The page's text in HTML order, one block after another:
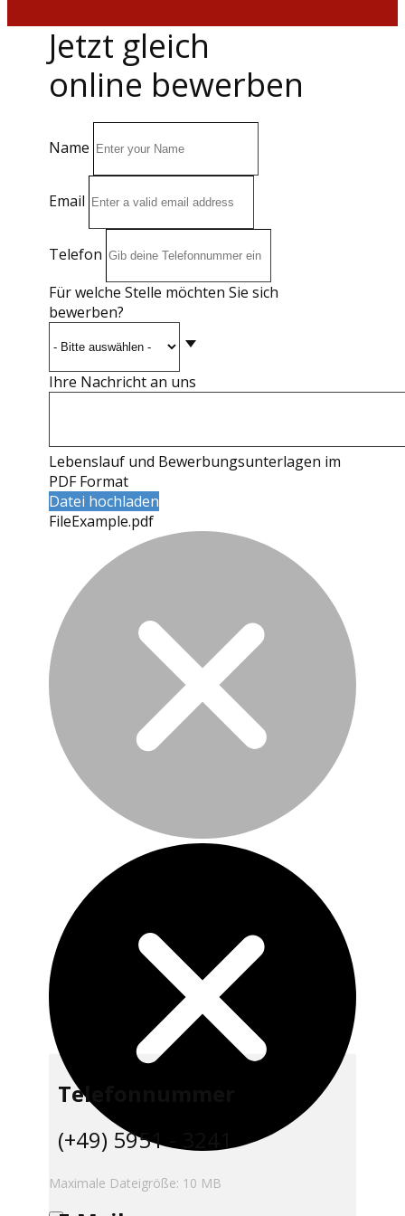
Jetzt gleich
online bewerben
Name
Email
Telefon
Für welche Stelle möchten Sie sich
bewerben?
Ihre Nachricht an uns
Lebenslauf und Bewerbungsunterlagen im
PDF Format
Datei hochladen
FileExample.pdf
Maximale Dateigröße: 10 MB
Telefonnummer
(+49) 5951 - 3241